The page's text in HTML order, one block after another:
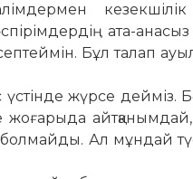
ата-ана­сыз
Бұл талап
жүрсе дейміз.
жоғарыда айтқанымдай,
Ал мұндай